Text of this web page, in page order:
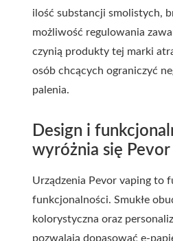
ilość substancji smolistych,
możliwość regulowania
czynią produkty tej marki
osób chcących ograniczyć
palenia.
Design i
wyróżnia się Pevor
Urządzenia Pevor vaping to
funkcjonalności. Smukłe
kolorystyczna oraz
pozwalają dopasować e-